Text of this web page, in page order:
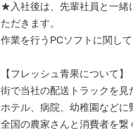
★入社後は、先輩社員と一緒
ただきます。
作業を行うPCソフトに関し
【フレッシュ青果について】
街で当社の配送トラックを
ホテル、病院、幼稚園などに
全国の農家さんと消費者を